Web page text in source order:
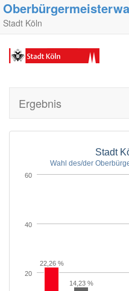
Stadt Köln
Ergebnis
Stadt
Wahl des/der
22,26 %
14,23 %
20
40
60